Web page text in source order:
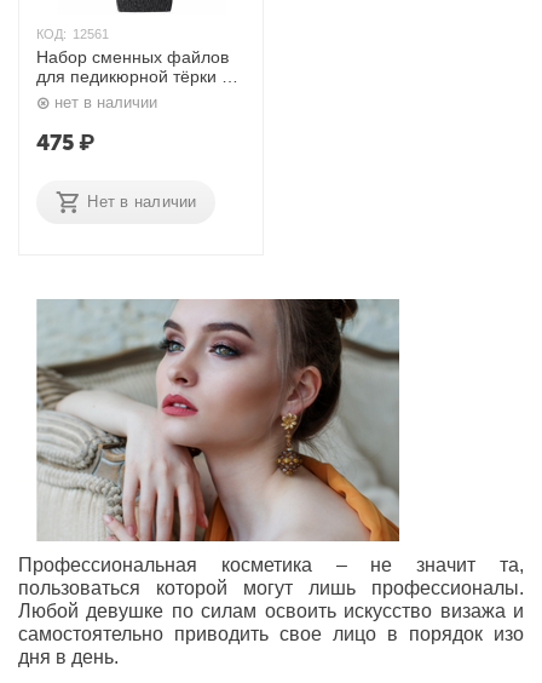
Профессиональная косметика – не значит та,
пользоваться которой могут лишь профессионалы.
Любой девушке по силам освоить искусство визажа и
самостоятельно приводить свое лицо в порядок изо
дня в день.
КОД: 12561
Набор сменных файлов
для педикюрной тёрки 80
грит DFE-10-80 Сталекс
нет в наличии
475₽
Нет в наличии